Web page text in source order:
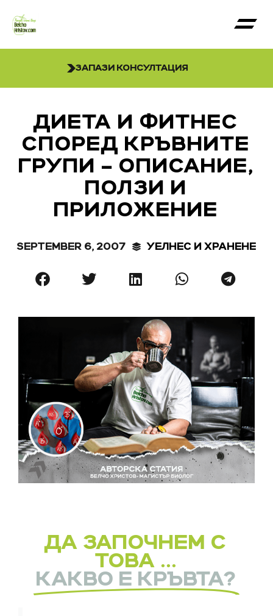
ЗАПАЗИ КОНСУЛТАЦИЯ
ДИЕТА И ФИТНЕС
СПОРЕД КРЪВНИТЕ
ГРУПИ – ОПИСАНИЕ,
ПОЛЗИ И
ПРИЛОЖЕНИЕ
SEPTEMBER 6, 2007 УЕЛНЕС И ХРАНЕНЕ
ДА ЗАПОЧНЕМ С
ТОВА ...
КАКВО Е КРЪВТА?